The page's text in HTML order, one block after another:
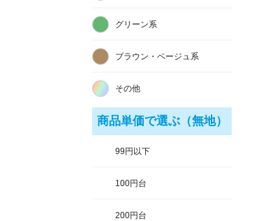
グリーン系
ブラウン・ベージュ系
その他
商品単価で選ぶ（無地）
99円以下
100円台
200円台